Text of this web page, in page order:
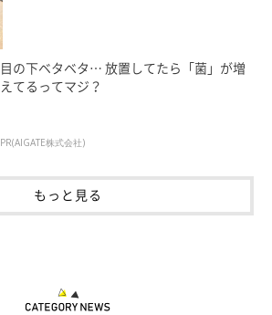
目の下ベタベタ… 放置してたら「菌」が増
えてるってマジ？
PR(AIGATE株式会社)
もっと見る